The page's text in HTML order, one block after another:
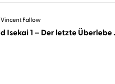
Vincent Fallow
Isekai 1 – Der letzte Überlebe